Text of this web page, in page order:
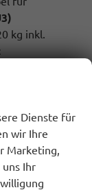
kg inkl.
auf der
(Z2Q)
für die
unter
Dienste für
wir Ihre
Marketing,
Ihr